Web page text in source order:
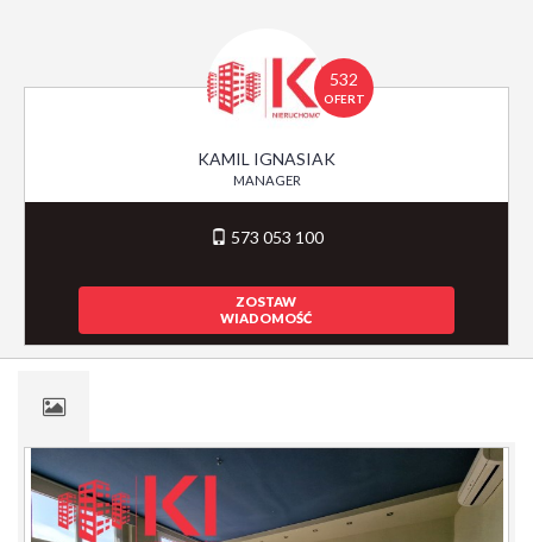
532
OFERT
KAMIL IGNASIAK
MANAGER
573 053 100
ZOSTAW
WIADOMOŚĆ